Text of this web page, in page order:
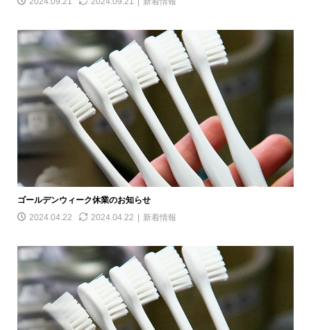
ゴールデンウィーク休業のお知らせ
2024.04.22
2024.04.22 新着情報